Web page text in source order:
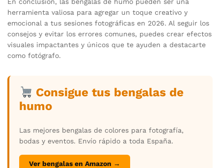
herramienta valiosa para agregar un toque creativo y
emocional a tus sesiones fotográficas en 2026. Al seguir los
consejos y evitar los errores comunes, puedes crear efectos
visuales impactantes y únicos que te ayuden a destacarte
como fotógrafo.
Consigue tus bengalas de
humo
Las mejores bengalas de colores para fotografía,
bodas y eventos. Envío rápido a toda España.
Ver bengalas en Amazon →